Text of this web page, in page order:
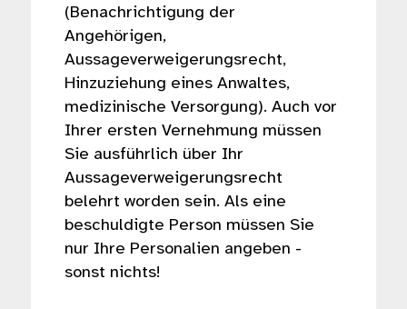
(Benachrichtigung der
Angehörigen,
Aussageverweigerungsrecht,
Hinzuziehung eines Anwaltes,
medizinische Versorgung). Auch vor
Ihrer ersten Vernehmung müssen
Sie ausführlich über Ihr
Aussageverweigerungsrecht
belehrt worden sein. Als eine
beschuldigte Person müssen Sie
nur Ihre Personalien angeben -
sonst nichts!